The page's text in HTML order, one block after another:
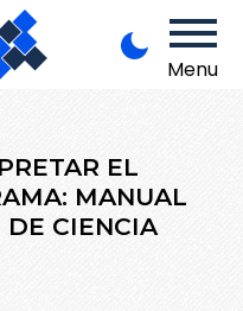
Menu
EL
MANUAL
DE CIENCIA